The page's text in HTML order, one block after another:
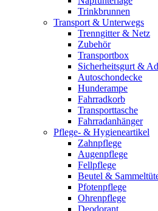
Trinkbrunnen
Transport & Unterwegs
Trenngitter & Netz
Zubehör
Transportbox
Sicherheitsgurt &
Autoschondecke
Hunderampe
Fahrradkorb
Transporttasche
Fahrradanhänger
Pflege- & Hygieneartikel
Zahnpflege
Augenpflege
Fellpflege
Beutel &
Pfotenpflege
Ohrenpflege
Deodorant